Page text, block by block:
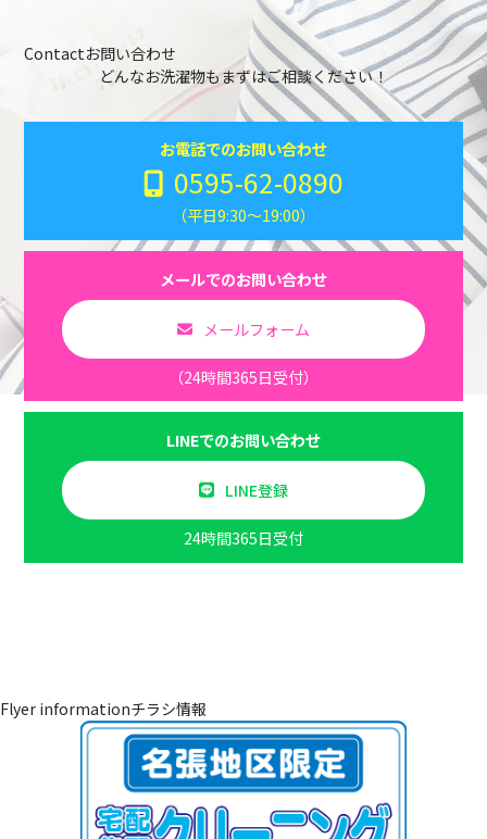
Contactお問い合わせ
どんなお洗濯物もまずはご相談ください！
お電話でのお問い合わせ
0595-62-0890
（平日9:30～19:00）
メールでのお問い合わせ
メールフォーム
（24時間365日受付）
LINEでのお問い合わせ
LINE登録
24時間365日受付
Flyer informationチラシ情報